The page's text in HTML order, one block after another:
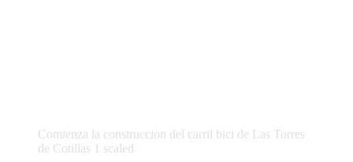
Comienza la construccion del carril bici de Las Torres
de Cotillas 1 scaled